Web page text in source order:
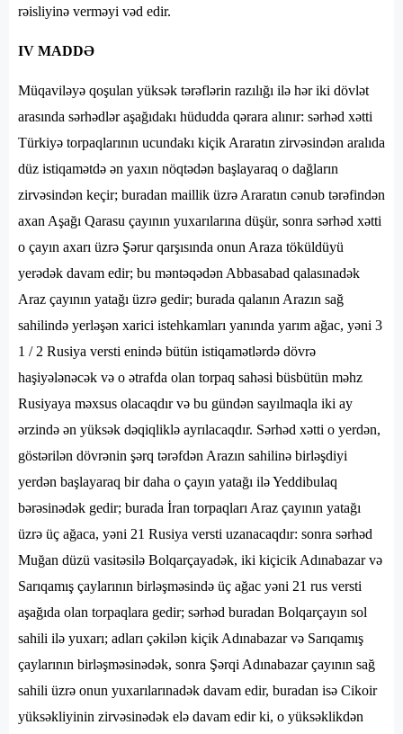
rəisliyinə verməyi vəd edir.
IV MADDƏ
Müqaviləyə qoşulan yüksək tərəflərin razılığı ilə hər iki dövlət
arasında sərhədlər aşağıdakı hüdudda qərara alınır: sərhəd xətti
Türkiyə torpaqlarının ucundakı kiçik Araratın zirvəsindən aralıda
düz istiqamətdə ən yaxın nöqtədən başlayaraq o dağların
zirvəsindən keçir; buradan maillik üzrə Araratın cənub tərəfindən
axan Aşağı Qarasu çayının yuxarılarına düşür, sonra sərhəd xətti
o çayın axarı üzrə Şərur qarşısında onun Araza töküldüyü
yerədək davam edir; bu məntəqədən Abbasabad qalasınadək
Araz çayının yatağı üzrə gedir; burada qalanın Arazın sağ
sahilində yerləşən xarici istehkamları yanında yarım ağac, yəni 3
1 / 2 Rusiya versti enində bütün istiqamətlərdə dövrə
haşiyələnəcək və o ətrafda olan torpaq sahəsi büsbütün məhz
Rusiyaya məxsus olacaqdır və bu gündən sayılmaqla iki ay
ərzində ən yüksək dəqiqliklə ayrılacaqdır. Sərhəd xətti o yerdən,
göstərilən dövrənin şərq tərəfdən Arazın sahilinə birləşdiyi
yerdən başlayaraq bir daha o çayın yatağı ilə Yeddibulaq
bərəsinədək gedir; burada İran torpaqları Araz çayının yatağı
üzrə üç ağaca, yəni 21 Rusiya versti uzanacaqdır: sonra sərhəd
Muğan düzü vasitəsilə Bolqarçayadək, iki kiçicik Adınabazar və
Sarıqamış çaylarının birləşməsində üç ağac yəni 21 rus versti
aşağıda olan torpaqlara gedir; sərhəd buradan Bolqarçayın sol
sahili ilə yuxarı; adları çəkilən kiçik Adınabazar və Sarıqamış
çaylarının birləşməsinədək, sonra Şərqi Adınabazar çayının sağ
sahili üzrə onun yuxarılarınadək davam edir, buradan isə Cikoir
yüksəkliyinin zirvəsinədək elə davam edir ki, o yüksəklikdən